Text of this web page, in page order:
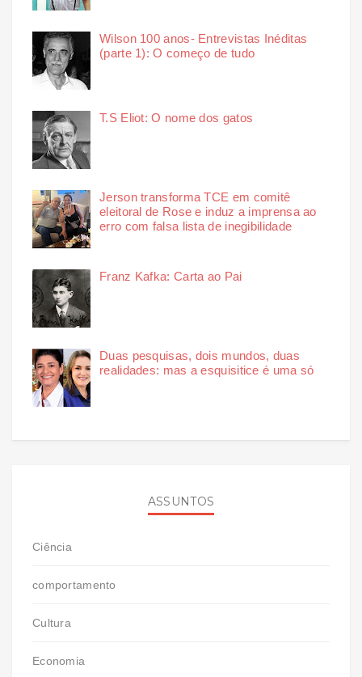
Wilson 100 anos- Entrevistas Inéditas
(parte 1): O começo de tudo
T.S Eliot: O nome dos gatos
Jerson transforma TCE em comitê
eleitoral de Rose e induz a imprensa ao
erro com falsa lista de inegibilidade
Franz Kafka: Carta ao Pai
Duas pesquisas, dois mundos, duas
realidades: mas a esquisitice é uma só
ASSUNTOS
Ciência
comportamento
Cultura
Economia